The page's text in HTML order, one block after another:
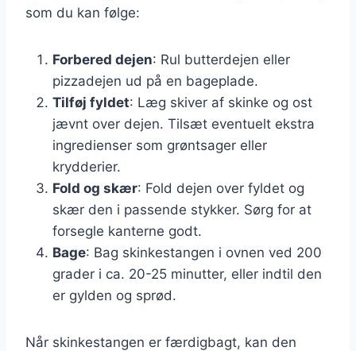
som du kan følge:
Forbered dejen: Rul butterdejen eller
pizzadejen ud på en bageplade.
Tilføj fyldet: Læg skiver af skinke og ost
jævnt over dejen. Tilsæt eventuelt ekstra
ingredienser som grøntsager eller
krydderier.
Fold og skær: Fold dejen over fyldet og
skær den i passende stykker. Sørg for at
forsegle kanterne godt.
Bage: Bag skinkestangen i ovnen ved 200
grader i ca. 20-25 minutter, eller indtil den
er gylden og sprød.
Når skinkestangen er færdigbagt, kan den